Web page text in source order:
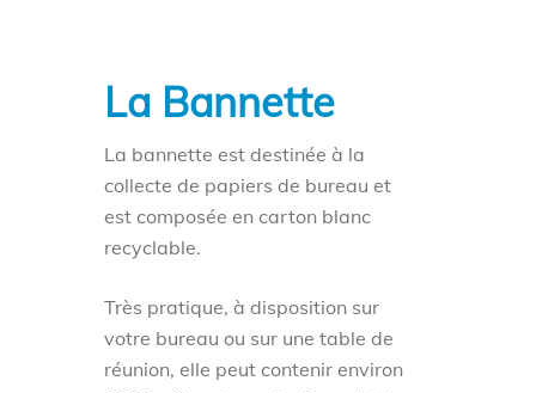
La Bannette
La bannette est destinée à la
collecte de papiers de bureau et
est composée en carton blanc
recyclable.
Très pratique, à disposition sur
votre bureau ou sur une table de
réunion, elle peut contenir environ